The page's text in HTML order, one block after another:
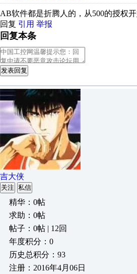
AB软件都是折腾人的，从500的授权
回复 引用 举报
回复本条
发表回复
吉大侠
关注 私信
精华：0帖
求助：0帖
帖子：0帖 | 12回
年度积分：0
历史总积分：93
注册：2016年4月06日